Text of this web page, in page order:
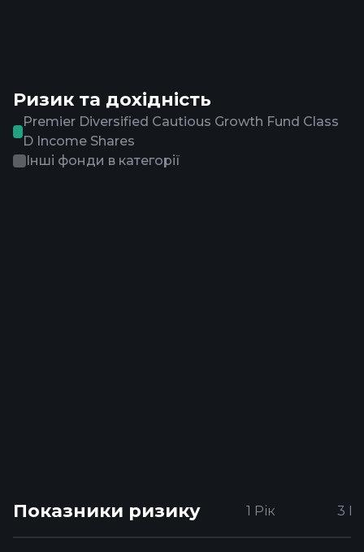
Ризик та дохідність
Premier Diversified Cautious Growth Fund Class
D Income Shares
Інші фонди в категорії
Показники ризику 1 Рік 3